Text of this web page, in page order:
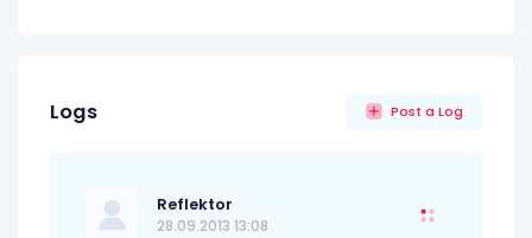
Logs Post a Log
Reflektor
28.09.2013 13:08